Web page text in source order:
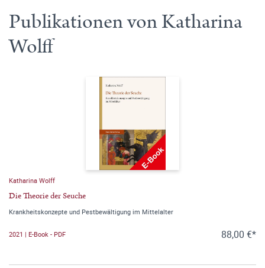
Publikationen von Katharina
Wolff
Katharina Wolff
Die Theorie der Seuche
Krankheitskonzepte und Pestbewältigung im Mittelalter
2021 | E-Book - PDF 88,00 €*